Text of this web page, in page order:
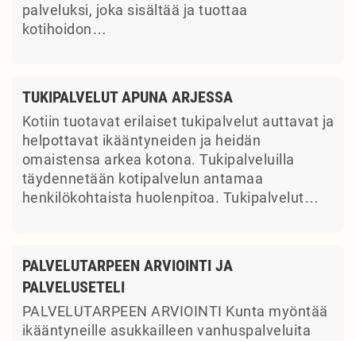
palveluksi, joka sisältää ja tuottaa
kotihoidon…
TUKIPALVELUT APUNA ARJESSA
Kotiin tuotavat erilaiset tukipalvelut auttavat ja
helpottavat ikääntyneiden ja heidän
omaistensa arkea kotona. Tukipalveluilla
täydennetään kotipalvelun antamaa
henkilökohtaista huolenpitoa. Tukipalvelut…
PALVELUTARPEEN ARVIOINTI JA
PALVELUSETELI
PALVELUTARPEEN ARVIOINTI Kunta myöntää
ikääntyneille asukkailleen vanhuspalveluita